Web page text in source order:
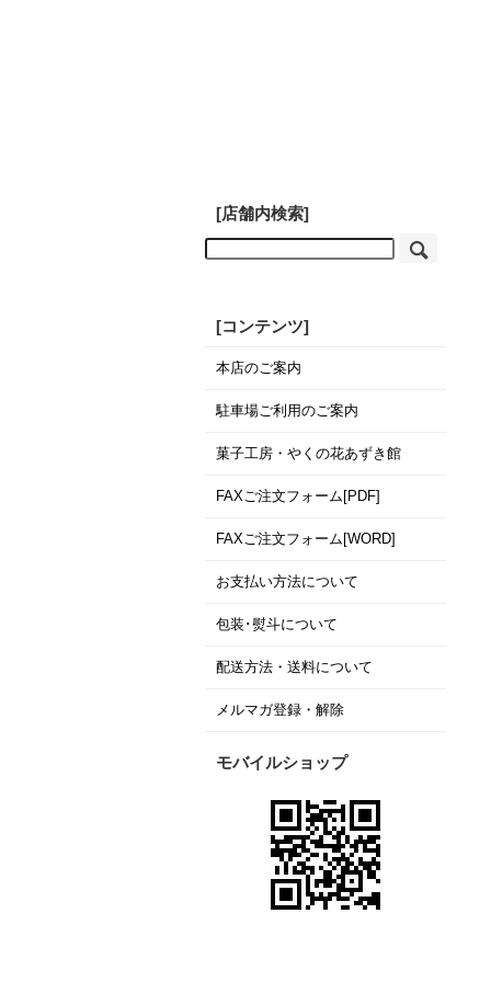
[店舗内検索]
[コンテンツ]
本店のご案内
駐車場ご利用のご案内
菓子工房・やくの花あずき館
FAXご注文フォーム[PDF]
FAXご注文フォーム[WORD]
お支払い方法について
包装･熨斗について
配送方法・送料について
メルマガ登録・解除
モバイルショップ